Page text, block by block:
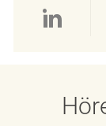
Über